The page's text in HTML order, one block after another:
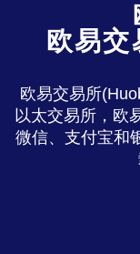
欧易
欧易交易所
以太交易所，欧
微信、支付宝和